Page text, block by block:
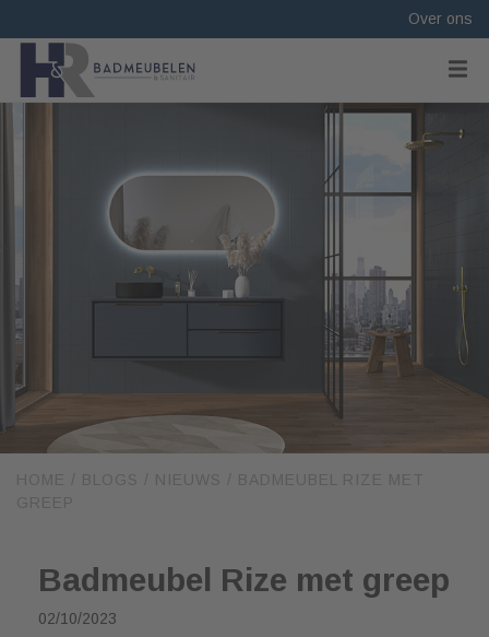
Over ons
HOME BLOGS NIEUWS
BADMEUBEL RIZE MET
GREEP
Badmeubel Rize met greep
02/10/2023